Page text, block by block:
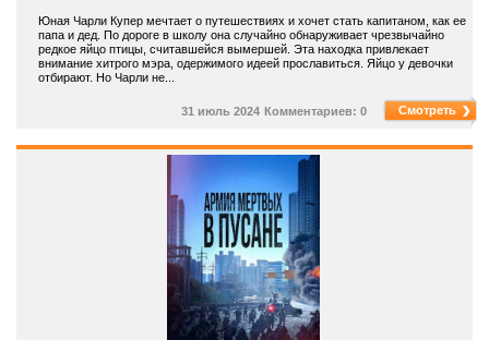
Юная Чарли Купер мечтает о путешествиях и хочет стать капитаном, как ее
папа и дед. По дороге в школу она случайно обнаруживает чрезвычайно
редкое яйцо птицы, считавшейся вымершей. Эта находка привлекает
внимание хитрого мэра, одержимого идеей прославиться. Яйцо у девочки
отбирают. Но Чарли не...
31 июль 2024 Комментариев: 0 Смотреть